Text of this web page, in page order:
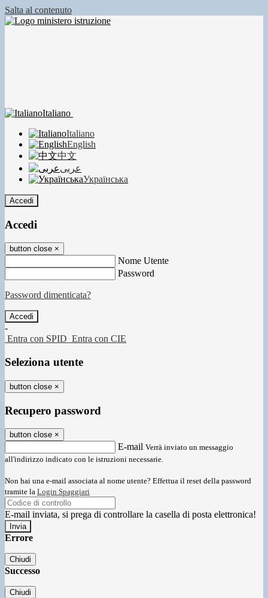
Salta al contenuto
Italiano
Italiano
English
中文
عربى
Українська
Accedi
Accedi
button close ×
Nome Utente
Password
Password dimenticata?
-
Entra con SPID Entra con CIE
Seleziona utente
button close ×
Recupero password
button close ×
E-mail Verrà inviato un messaggio
all'indirizzo indicato con le istruzioni necessarie.
Non hai una e-mail associata al nome utente? Effettua il reset della password
tramite la Login Spaggiari
E-mail inviata, si prega di controllare la casella di posta elettronica!
Errore
Chiudi
Successo
Chiudi